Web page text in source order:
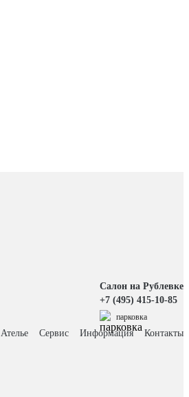
Салон на Рублевке
+7 (495) 415-10-85
парковка
Ателье Сервис Информация Контакты